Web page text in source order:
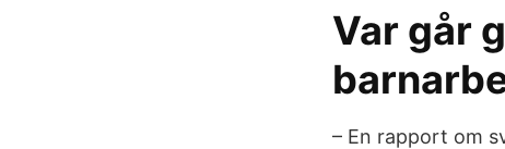
Var går
– En rapport om